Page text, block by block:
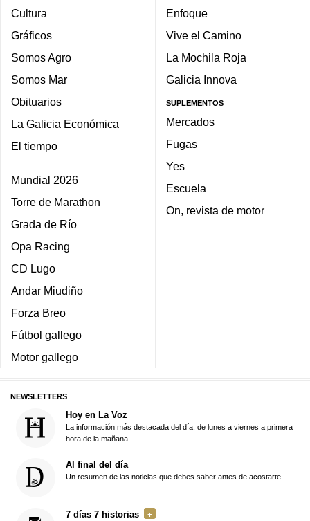
Cultura
Gráficos
Somos Agro
Somos Mar
Obituarios
La Galicia Económica
El tiempo
Mundial 2026
Torre de Marathon
Grada de Río
Opa Racing
CD Lugo
Andar Miudiño
Forza Breo
Fútbol gallego
Motor gallego
Enfoque
Vive el Camino
La Mochila Roja
Galicia Innova
SUPLEMENTOS
Mercados
Fugas
Yes
Escuela
On, revista de motor
NEWSLETTERS
Hoy en La Voz
La información más destacada del día, de lunes a viernes a primera
hora de la mañana
Al final del día
Un resumen de las noticias que debes saber antes de acostarte
7 días 7 historias